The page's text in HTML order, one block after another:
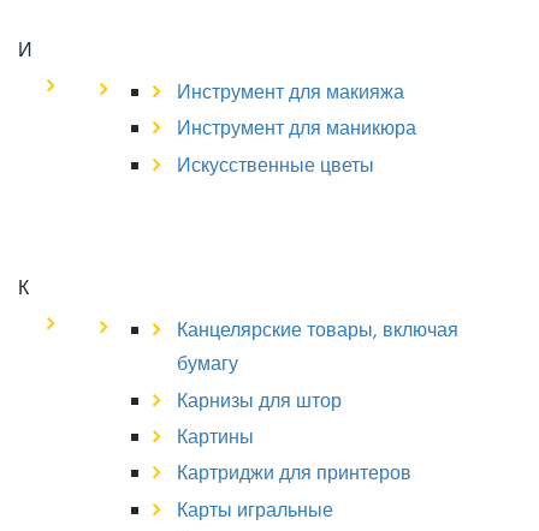
И
Инструмент для макияжа
Инструмент для маникюра
Искусственные цветы
К
Канцелярские товары, включая
бумагу
Карнизы для штор
Картины
Картриджи для принтеров
Карты игральные